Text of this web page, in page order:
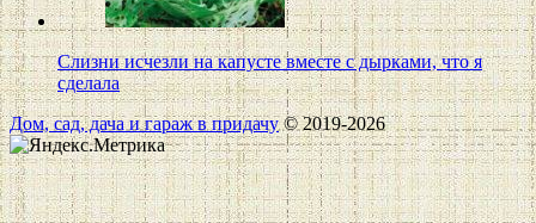
Слизни исчезли на капусте вместе с дырками, что я
сделала
Дом, сад, дача и гараж в придачу© 2019-2026